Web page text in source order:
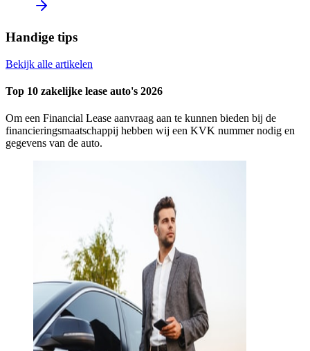
Handige tips
Bekijk alle artikelen
Top 10 zakelijke lease auto's 2026
Om een Financial Lease aanvraag aan te kunnen bieden bij de
financieringsmaatschappij hebben wij een KVK nummer nodig en
gegevens van de auto.